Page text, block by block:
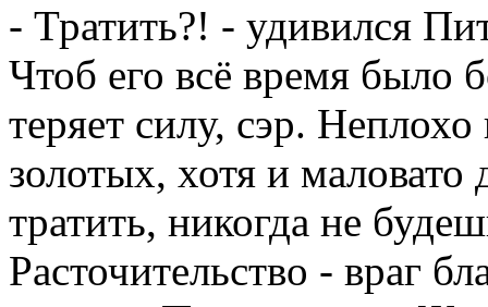
- Тратить?! - удивился
Чтоб его всё время было
теряет силу, сэр.
золотых, хотя и маловато
тратить, никогда не
Расточительство - враг